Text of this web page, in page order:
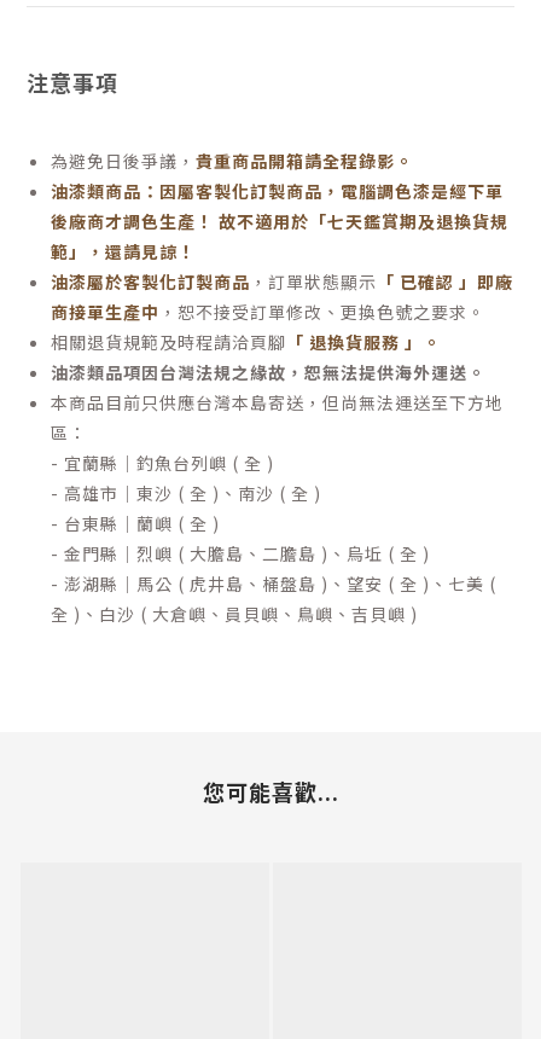
注意事項
為避免日後爭議， 貴重商品開箱請全程錄影。
油漆類商品：因屬客製化訂製商品，電腦調色漆是經下單
後廠商才調色生產！ 故不適用於「七天鑑賞期及退換貨規
範」，還請見諒！
油漆屬於客製化訂製商品 ，訂單狀態顯示 「 已確認 」即廠
商接單生產中 ，恕不接受訂單修改、更換色號之要求。
相關退貨規範及時程請洽頁腳 「 退換貨服務 」
。
油漆類品項因台灣法規之緣故，恕無法提供海外運送。
本商品目前只供應台灣本島寄送，但尚無法運送至下方地
區：
- 宜蘭縣｜釣魚台列嶼 ( 全 )
- 高雄市｜東沙 ( 全 )、南沙 ( 全 )
- 台東縣｜蘭嶼 ( 全 )
- 金門縣｜烈嶼 ( 大膽島、二膽島 )、烏坵 ( 全 )
- 澎湖縣｜馬公 ( 虎井島、桶盤島 )、望安 ( 全 )、七美 (
全 )、白沙 ( 大倉嶼、員貝嶼、鳥嶼、吉貝嶼 )
您可能喜歡...